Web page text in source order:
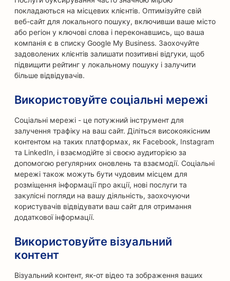
покладаються на місцевих клієнтів. Оптимізуйте свій
веб-сайт для локального пошуку, включивши ваше місто
або регіон у ключові слова і переконавшись, що ваша
компанія є в списку Google My Business. Заохочуйте
задоволених клієнтів залишати позитивні відгуки, щоб
підвищити рейтинг у локальному пошуку і залучити
більше відвідувачів.
Використовуйте соціальні мережі
Соціальні мережі - це потужний інструмент для
залучення трафіку на ваш сайт. Діліться високоякісним
контентом на таких платформах, як Facebook, Instagram
та LinkedIn, і взаємодійте зі своєю аудиторією за
допомогою регулярних оновлень та взаємодії. Соціальні
мережі також можуть бути чудовим місцем для
розміщення інформації про акції, нові послуги та
закулісні погляди на вашу діяльність, заохочуючи
користувачів відвідувати ваш сайт для отримання
додаткової інформації.
Використовуйте візуальний
контент
Візуальний контент, як-от відео та зображення ваших